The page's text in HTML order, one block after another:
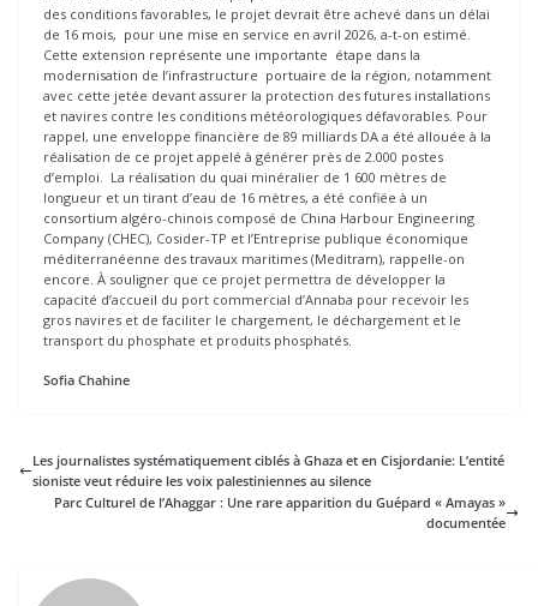
des conditions favorables, le projet devrait être achevé dans un délai
de 16 mois, pour une mise en service en avril 2026, a-t-on estimé.
Cette extension représente une importante étape dans la
modernisation de l’infrastructure portuaire de la région, notamment
avec cette jetée devant assurer la protection des futures installations
et navires contre les conditions météorologiques défavorables. Pour
rappel, une enveloppe financière de 89 milliards DA a été allouée à la
réalisation de ce projet appelé à générer près de 2.000 postes
d’emploi. La réalisation du quai minéralier de 1 600 mètres de
longueur et un tirant d’eau de 16 mètres, a été confiée à un
consortium algéro-chinois composé de China Harbour Engineering
Company (CHEC), Cosider-TP et l’Entreprise publique économique
méditerranéenne des travaux maritimes (Meditram), rappelle-on
encore. À souligner que ce projet permettra de développer la
capacité d’accueil du port commercial d’Annaba pour recevoir les
gros navires et de faciliter le chargement, le déchargement et le
transport du phosphate et produits phosphatés.
Sofia Chahine
Les journalistes systématiquement ciblés à Ghaza et en Cisjordanie: L’entité
sioniste veut réduire les voix palestiniennes au silence
Parc Culturel de l’Ahaggar : Une rare apparition du Guépard « Amayas »
documentée